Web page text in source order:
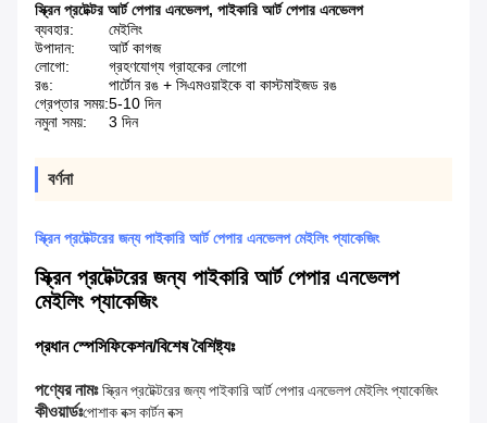
স্ক্রিন প্রটেক্টর আর্ট পেপার এনভেলপ, পাইকারি আর্ট পেপার এনভেলপ
ব্যবহার:
মেইলিং
উপাদান:
আর্ট কাগজ
লোগো:
গ্রহণযোগ্য গ্রাহকের লোগো
রঙ:
পার্টোন রঙ + সিএমওয়াইকে বা কাস্টমাইজড রঙ
গ্রেপ্তার সময়:5-10 দিন
নমুনা সময়:
3 দিন
বর্ণনা
স্ক্রিন প্রটেক্টরের জন্য পাইকারি আর্ট পেপার এনভেলপ মেইলিং প্যাকেজিং
স্ক্রিন প্রটেক্টরের জন্য পাইকারি আর্ট পেপার এনভেলপ
মেইলিং প্যাকেজিং
প্রধান স্পেসিফিকেশন/বিশেষ বৈশিষ্ট্যঃ
পণ্যের নামঃ স্ক্রিন প্রটেক্টরের জন্য পাইকারি আর্ট পেপার এনভেলপ মেইলিং প্যাকেজিং
কীওয়ার্ডঃপোশাক বক্স কার্টন বক্স